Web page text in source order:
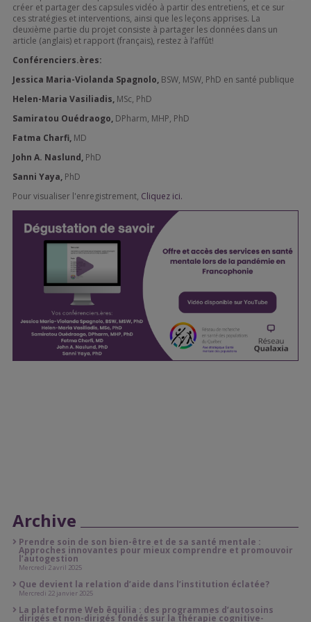
créer et partager des capsules vidéo à partir des entretiens, et ce sur
ces stratégies et interventions, ainsi que les leçons apprises. La
deuxième partie du projet consiste à partager les données dans un
article (anglais) et rapport (français), restez à l’affût!
Conférenciers.ères:
Jessica Maria-Violanda Spagnolo, BSW, MSW, PhD en santé publique
Helen-Maria Vasiliadis, MSc, PhD
Samiratou Ouédraogo, DPharm, MHP, PhD
Fatma Charfi, MD
John A. Naslund, PhD
Sanni Yaya, PhD
Pour visualiser l'enregistrement, Cliquez ici.
Archive
Prendre soin de son bien-être et de sa santé mentale :
Approches innovantes pour mieux comprendre et promouvoir
l’autogestion
Mercredi 2 avril 2025
Que devient la relation d’aide dans l’institution éclatée?
Mercredi 22 janvier 2025
La plateforme Web ēquilia : des programmes d’autosoins
dirigés et non-dirigés fondés sur la thérapie cognitive-